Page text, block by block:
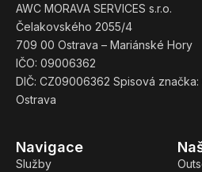
Navigace
Služby
AWC MORAVA SERVICES s.r.o.
Čelakovského 2055/4
709 00 Ostrava – Mariánské Hory
IČO: 09006362
DIČ: CZ09006362 Spisová
Ostrava